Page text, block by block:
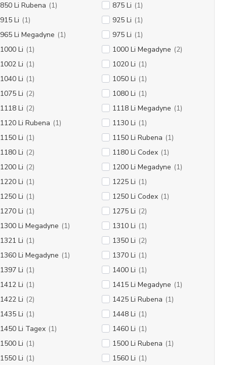
850 Li Rubena (1) 875 Li (1)
915 Li (1) 925 Li (1)
965 Li Megadyne (1) 975 Li (1)
1000 Li (1) 1000 Li Megadyne (2)
1002 Li (1) 1020 Li (1)
1040 Li (1) 1050 Li (1)
1075 Li (2) 1080 Li (1)
1118 Li (2) 1118 Li Megadyne (1)
1120 Li Rubena (1) 1130 Li (1)
1150 Li (1) 1150 Li Rubena (1)
1180 Li (2) 1180 Li Codex (1)
1200 Li (2) 1200 Li Megadyne (1)
1220 Li (1) 1225 Li (1)
1250 Li (1) 1250 Li Codex (1)
1270 Li (1) 1275 Li (2)
1300 Li Megadyne (1) 1310 Li (1)
1321 Li (1) 1350 Li (2)
1360 Li Megadyne (1) 1370 Li (1)
1397 Li (1) 1400 Li (1)
1412 Li (1) 1415 Li Megadyne (1)
1422 Li (2) 1425 Li Rubena (1)
1435 Li (1) 1448 Li (1)
1450 Li Tagex (1) 1460 Li (1)
1500 Li (1) 1500 Li Rubena (1)
1550 Li (1) 1560 Li (1)